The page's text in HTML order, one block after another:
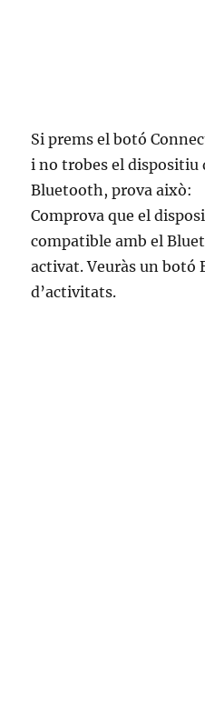
Si prems el botó
i no trobes el dispositiu
Bluetooth, prova això:
Comprova que el
compatible amb el
activat. Veuràs un botó
d’activitats.